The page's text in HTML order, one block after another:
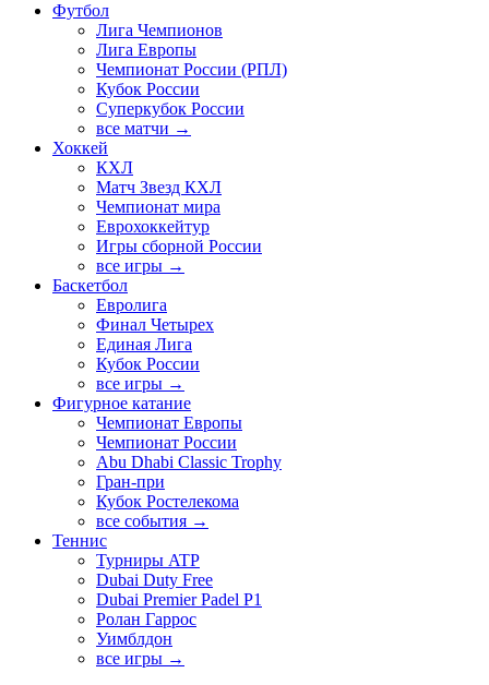
Футбол
Лига Чемпионов
Лига Европы
Чемпионат России (РПЛ)
Кубок России
Суперкубок России
все матчи →
Хоккей
КХЛ
Матч Звезд КХЛ
Чемпионат мира
Еврохоккейтур
Игры сборной России
все игры →
Баскетбол
Евролига
Финал Четырех
Единая Лига
Кубок России
все игры →
Фигурное катание
Чемпионат Европы
Чемпионат России
Abu Dhabi Classic Trophy
Гран-при
Кубок Ростелекома
все события →
Теннис
Турниры ATP
Dubai Duty Free
Dubai Premier Padel P1
Ролан Гаррос
Уимблдон
все игры →